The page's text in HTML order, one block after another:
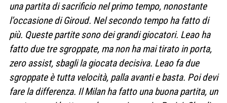
una partita di sacrificio nel primo tempo, nonostante
l’occasione di Giroud. Nel secondo tempo ha fatto di
più. Queste partite sono dei grandi giocatori. Leao ha
fatto due tre sgroppate, ma non ha mai tirato in porta,
zero assist, sbagli la giocata decisiva. Leao fa due
sgroppate è tutta velocità, palla avanti e basta. Poi devi
fare la differenza. Il Milan ha fatto una buona partita, un